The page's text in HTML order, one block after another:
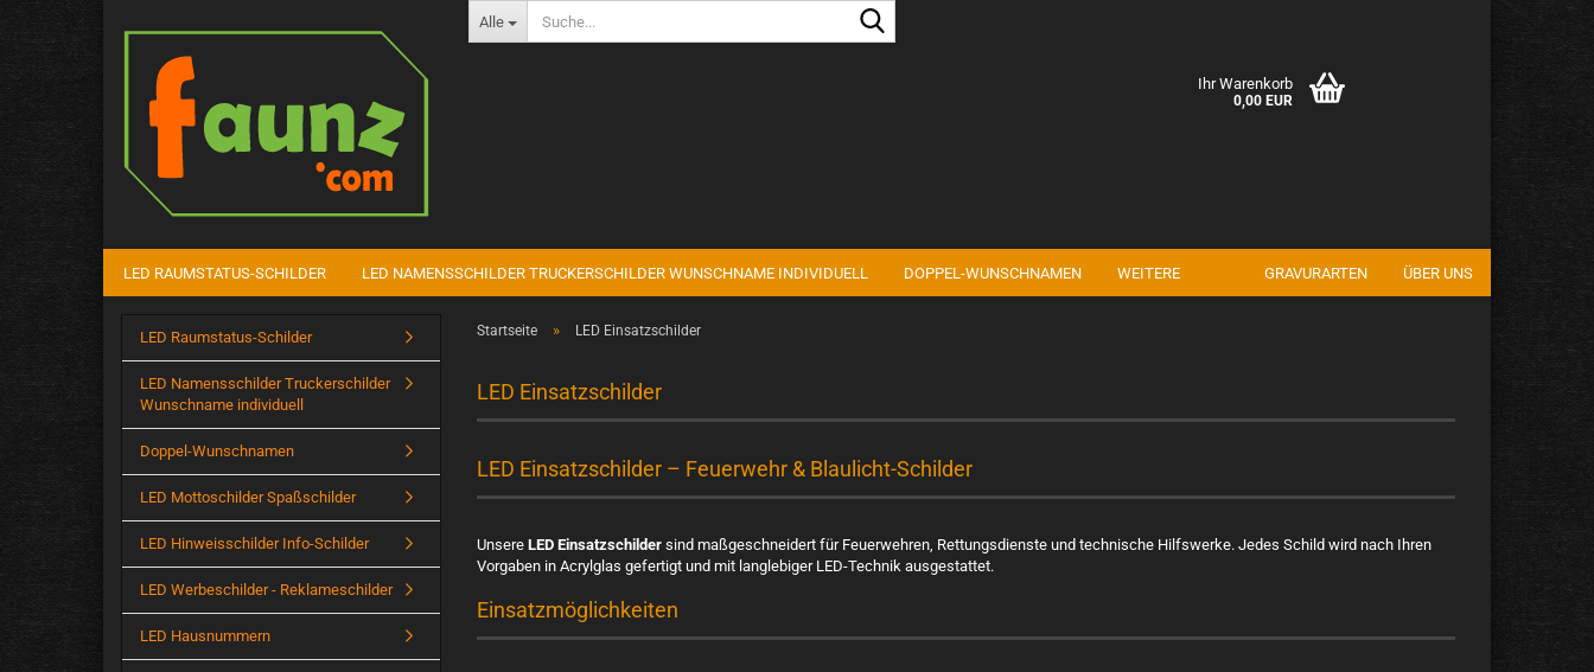
Sprache auswählen
Alle
Ihr Warenkorb
0,00 EUR
LED RAUMSTATUS-SCHILDER LED NAMENSSCHILDER TRUCKERSCHILDER WUNSCHNAME INDIVIDUELL DOPPEL-WUNSCHNAMEN GRAVURARTEN ÜBER UNS
WEITERE
Startseite » LED Einsatzschilder
LED Einsatzschilder
LED Einsatzschilder – Feuerwehr & Blaulicht-Schilder
Unsere LED Einsatzschilder sind maßgeschneidert für Feuerwehren, Rettungsdienste und technische Hilfswerke. Jedes Schild wird nach Ihren
Vorgaben in Acrylglas gefertigt und mit langlebiger LED-Technik ausgestattet.
Einsatzmöglichkeiten
LED Raumstatus-Schilder
LED Namensschilder Truckerschilder
Wunschname individuell
Doppel-Wunschnamen
LED Mottoschilder Spaßschilder
LED Hinweisschilder Info-Schilder
LED Werbeschilder - Reklameschilder
LED Hausnummern